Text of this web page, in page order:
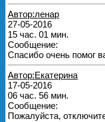
Автор:ленар
27-05-2016
15 час. 01 мин.
Сообщение:
Спасибо очень помог
Автор:Екатерина
17-05-2016
06 час. 56 мин.
Сообщение:
Пожалуйста,